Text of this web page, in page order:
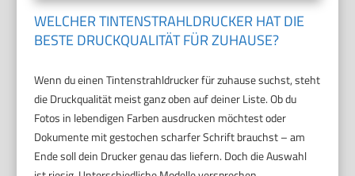
WELCHER TINTENSTRAHLDRUCKER HAT DIE
BESTE DRUCKQUALITÄT FÜR ZUHAUSE?
Wenn du einen Tintenstrahldrucker für zuhause suchst, steht
die Druckqualität meist ganz oben auf deiner Liste. Ob du
Fotos in lebendigen Farben ausdrucken möchtest oder
Dokumente mit gestochen scharfer Schrift brauchst – am
Ende soll dein Drucker genau das liefern. Doch die Auswahl